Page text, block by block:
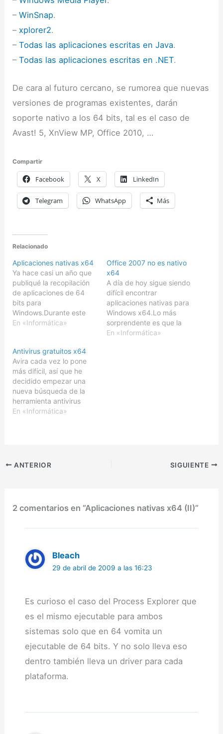
–WinSnap.
– xplorer2.
–Todas las aplicaciones escritas en Java.
–Todas las aplicaciones escritas en .NET.
De cara al futuro cercano, se rumorea que nuevas
versiones de programas existentes, darán
soporte nativo a los 64 bits, tal es el caso de
Avast! 5, XnView MP, Office 2010, …
Compartir
Facebook X LinkedIn
Telegram WhatsApp Más
Relacionado
Aplicaciones nativas x64
Ya hace casi un año que
publiqué la recopilación
de aplicaciones de 64
bits para
Windows.Durante este
tiempo, las cosas pintan
deberían. Es de suponer
que con la inminente
aparación de Vista, el
cambio se
acelere.Primero de todo
quiero aclarar…
En «Informática»
Office 2007 no es nativo
x64
A día de hoy sigue siendo
difícil encontrar
aplicaciones nativas para
Windows x64.Lo más
sorprendente es que la
nueva generación de la
En «Informática»
Antivirus gratuitos x64
Avira cada vez lo pone
más difícil, así que he
decidido empezar una
nueva búsqueda de la
herramienta antivirus
definitiva. Ya que tenía
búsqueda queda
En «Informática»
ANTERIOR SIGUIENTE
2 comentarios en “Aplicaciones nativas x64 (II)”
Bleach
29 de abril de 2009 a las 16:23
Es curioso el caso del Process Explorer que
es el mismo ejecutable para ambos
sistemas solo que en 64 vomita un
ejecutable de 64 bits. Y no solo lleva eso
dentro también lleva un driver para cada
plataforma.